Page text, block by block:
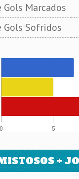
Gols Marcados
Gols Sofridos
0 5
+